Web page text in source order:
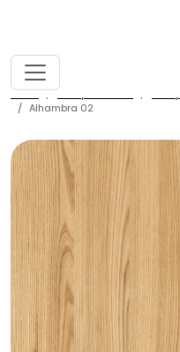
home fronty meblowe
Alhambra 02